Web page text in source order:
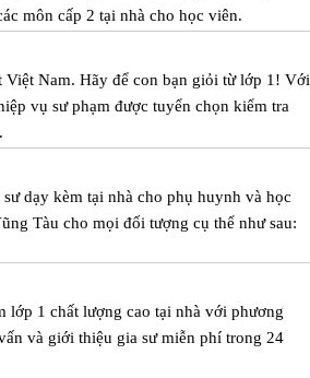
môn cấp 2 tại nhà cho học viên.
Việt Nam. Hãy để con bạn giỏi từ lớp 1! Với
vụ sư phạm được tuyển chọn kiểm tra
dạy kèm tại nhà cho phụ huynh và học
Tàu cho mọi đối tượng cụ thể như sau:
lớp 1 chất lượng cao tại nhà với phương
và giới thiệu gia sư miễn phí trong 24